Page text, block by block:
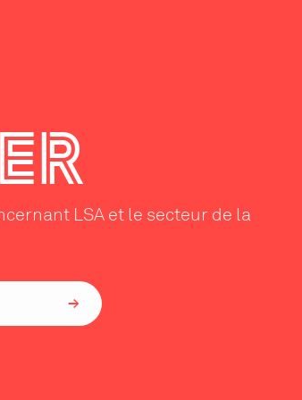
LSA et le secteur de la